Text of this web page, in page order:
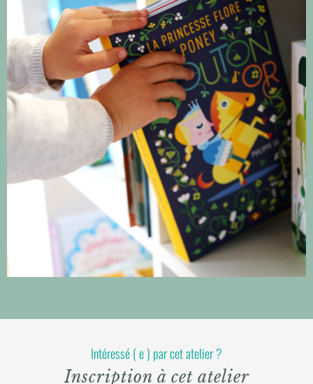
Intéressé ( e ) par cet atelier ?
Inscription à cet atelier